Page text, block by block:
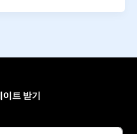
트 받기